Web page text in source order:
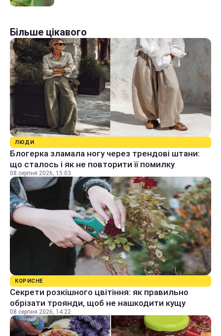
Більше цікавого
ЛЮДИ
Блогерка зламала ногу через трендові штани:
що сталось і як не повторити її помилку
08 серпня 2026, 15:03
КОРИСНЕ
Секрети розкішного цвітіння: як правильно
обрізати троянди, щоб не нашкодити кущу
08 серпня 2026, 14:22